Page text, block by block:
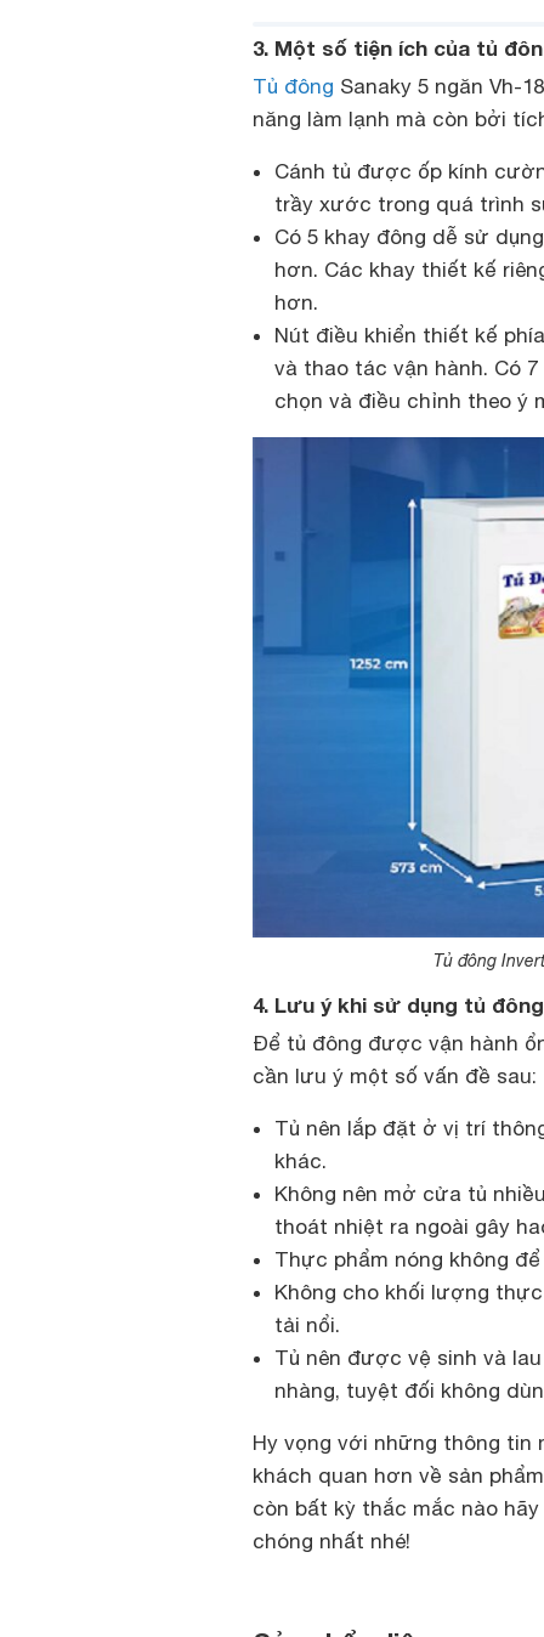
3. Một số tiện ích của tủ
Tủ đông Sanaky 5 ngăn Vh-
năng làm lạnh mà còn bởi
Cánh tủ được ốp kính
trầy xước trong quá trình
Có 5 khay đông dễ sử
hơn. Các khay thiết kế
hơn.
Nút điều khiển thiết kế
và thao tác vận hành. Có
chọn và điều chỉnh theo ý
Tủ đông
4. Lưu ý khi sử dụng tủ
Để tủ đông được vận hành
cần lưu ý một số vấn đề sau:
Tủ nên lắp đặt ở vị trí
khác.
Không nên mở cửa tủ
thoát nhiệt ra ngoài gây
Thực phẩm nóng không
Không cho khối lượng
tải nổi.
Tủ nên được vệ sinh và
nhàng, tuyệt đối không
Hy vọng với những thông tin
khách quan hơn về sản
còn bất kỳ thắc mắc nào
chóng nhất nhé!